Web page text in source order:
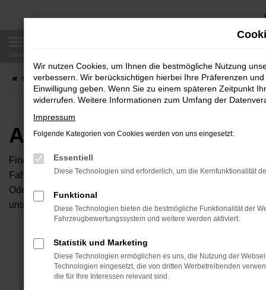
Zum
Startseite Fahrzeugangebote Autobörse
Autobörse
Finden Sie Ihren neuen Traumwagen bei uns. Dafür haben
Fahrzeuge an, die bei uns auf dem Hof stehen. Dann
Oder Sie klicken auf den Button Autobörse und Sie haben
unserem Händlernetzwerk. Diese Fahrzeuge können wir
Wir nutzen Cookies, um Ihnen die bestmögliche Nutzung
verbessern. Wir berücksichtigen hierbei Ihre Präferenzen
Einwilligung geben. Wenn Sie zu einem späteren Zeitpunkt
widerrufen. Weitere Informationen zum Umfang der
Impressum
Folgende Kategorien von Cookies werden von uns eingesetzt:
Essentiell
Diese Technologien sind erforderlich, um die Kernfunktionalität
Funktional
Diese Technologien bieten die bestmögliche Funktionalität der
Fahrzeugbewertungssystem und weitere werden aktiviert.
Statistik und Marketing
Diese Technologien ermöglichen es uns, die Nutzung der
Technologien eingesetzt, die von dritten Werbetreibenden
die für Ihre Interessen relevant sind.